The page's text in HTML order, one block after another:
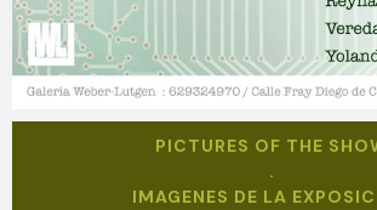
PICTURES OF THE
.
IMAGENES DE LA